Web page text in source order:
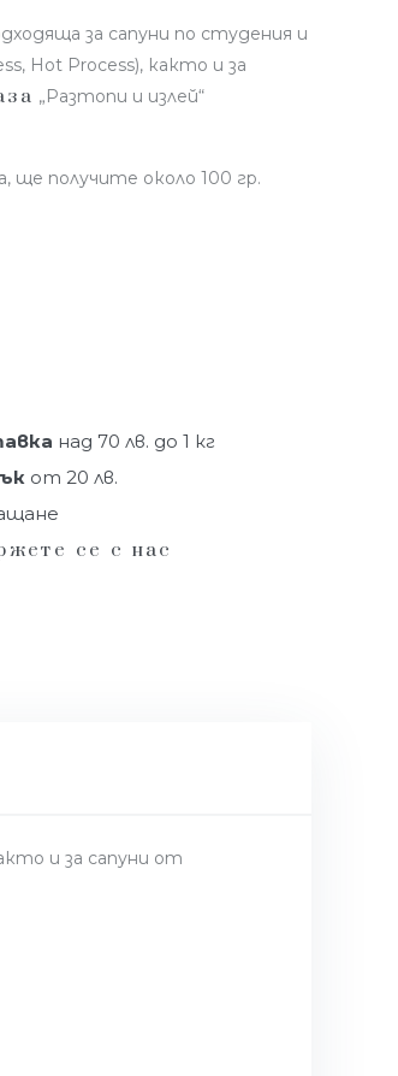
за сапуни по студения и
Hot Process), както и за
„Разтопи и излей“
ще получите около 100 гр.
над 70 лв. до 1 кг
от 20 лв.
се с нас
и за сапуни от